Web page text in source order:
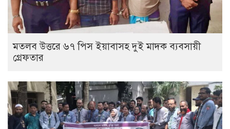
মতলব উত্তরে ৬৭ পিস ইয়াবাসহ দুই মাদক ব্যবসায়ী
গ্রেফতার